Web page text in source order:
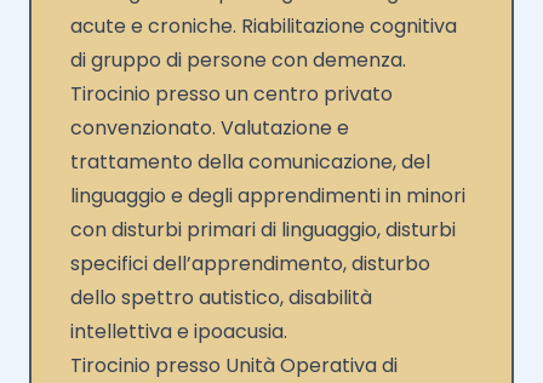
acute e croniche. Riabilitazione cognitiva
di gruppo di persone con demenza.
Tirocinio presso un centro privato
convenzionato. Valutazione e
trattamento della comunicazione, del
linguaggio e degli apprendimenti in minori
con disturbi primari di linguaggio, disturbi
specifici dell’apprendimento, disturbo
dello spettro autistico, disabilità
intellettiva e ipoacusia.
Tirocinio presso Unità Operativa di